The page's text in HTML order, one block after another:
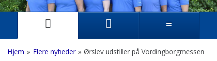
Hjem » Flere nyheder » Ørslev udstiller på Vordingborgmessen